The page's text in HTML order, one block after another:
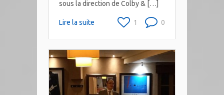
sous la direction de Colby & […]
Lire la suite 0
1